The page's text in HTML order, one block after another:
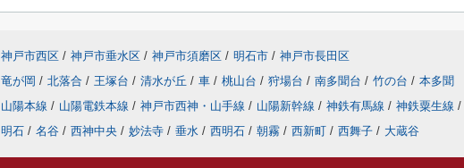
神戸市西区 / 神戸市垂水区 / 神戸市須磨区 / 明石市 / 神戸市長田区
竜が岡 / 北落合 / 王塚台 / 清水が丘 / 車 / 桃山台 / 狩場台 / 南多聞台 / 竹の台 / 本多聞
山陽本線 / 山陽電鉄本線 / 神戸市西神・山手線 / 山陽新幹線 / 神鉄有馬線 / 神鉄粟生線 /
明石 / 名谷 / 西神中央 / 妙法寺 / 垂水 / 西明石 / 朝霧 / 西新町 / 西舞子 / 大蔵谷